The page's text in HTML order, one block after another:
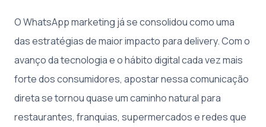
O WhatsApp marketing já se consolidou como uma
das estratégias de maior impacto para delivery. Com o
avanço da tecnologia e o hábito digital cada vez mais
forte dos consumidores, apostar nessa comunicação
direta se tornou quase um caminho natural para
restaurantes, franquias, supermercados e redes que